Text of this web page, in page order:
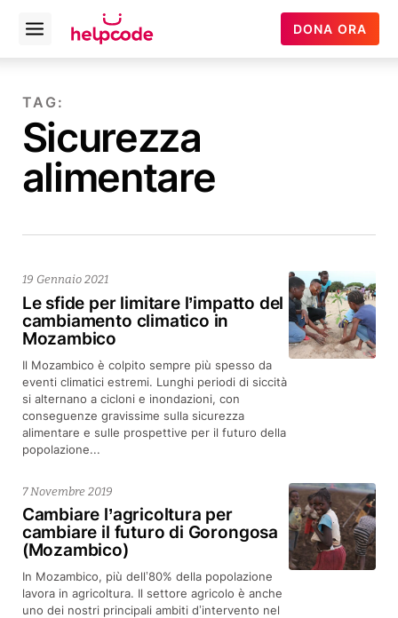
contenuto
Helpcode
Italia
Open
menu
DONA ORA
TAG:
Sicurezza
alimentare
Le sfide per limitare l’impatto del
cambiamento climatico in
Mozambico
19 Gennaio 2021
Il Mozambico è colpito sempre più spesso da
eventi climatici estremi. Lunghi periodi di siccità
si alternano a cicloni e inondazioni, con
conseguenze gravissime sulla sicurezza
alimentare e sulle prospettive per il futuro della
popolazione...
Cambiare l’agricoltura per
cambiare il futuro di Gorongosa
(Mozambico)
7 Novembre 2019
In Mozambico, più dell’80% della popolazione
lavora in agricoltura. Il settore agricolo è anche
uno dei nostri principali ambiti d’intervento nel